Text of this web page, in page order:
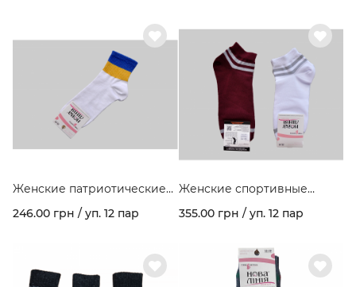
Женские патриотические
носки флаг Украины
246.00 грн / уп. 12 пар
Женские спортивные
носки в полоску "Premium"
Арт.416
355.00 грн / уп. 12 пар